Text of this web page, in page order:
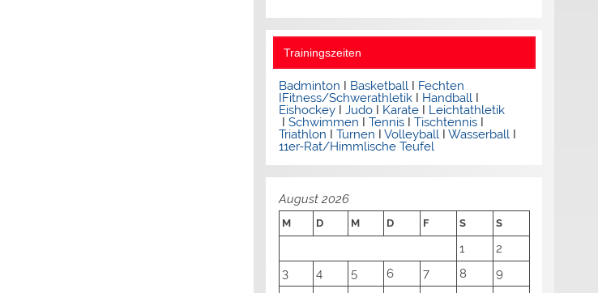
Trainingszeiten
Badminton I Basketball I Fechten
IFitness/SchwerathletikI Handball I
EishockeyI JudoI KarateI Leichtathletik
I Schwimmen I TennisI Tischtennis I
Triathlon I Turnen I Volleyball I Wasserball I
11er-Rat/Himmlische Teufel
August 2026
M D M D F S S
1
2
3
4 5 6 7 8
9